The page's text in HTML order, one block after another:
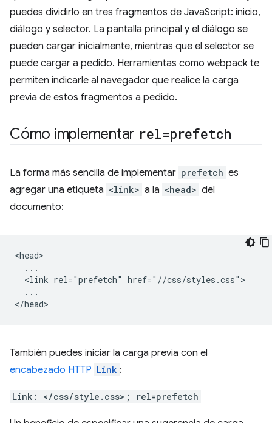
puedes dividirlo en tres fragmentos de JavaScript: inicio,
diálogo y selector. La pantalla principal y el diálogo se
pueden cargar inicialmente, mientras que el selector se
puede cargar a pedido. Herramientas como webpack te
permiten indicarle al navegador que realice la carga
previa de estos fragmentos a pedido.
Cómo implementar rel=prefetch
La forma más sencilla de implementar prefetch es
agregar una etiqueta <link> a la <head> del
documento:
<head>
  ...
  <link rel="prefetch" href="//css/styles.css">
  ...
También puedes iniciar la carga previa con el
encabezado HTTP Link :
Link: </css/style.css>; rel=prefetch